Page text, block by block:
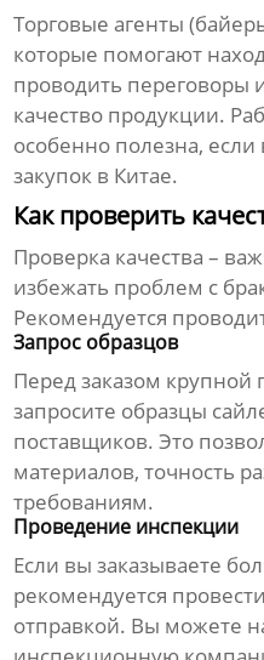
Торговые агенты
которые помогают
проводить переговоры
качество продукции.
особенно полезна,
закупок в Китае.
Как проверить
Проверка качества –
избежать проблем с
Рекомендуется
Запрос образцов
Перед заказом крупной
запросите образцы
поставщиков. Это
материалов, точность
требованиям.
Проведение инспекции
Если вы заказываете
рекомендуется
отправкой. Вы можете